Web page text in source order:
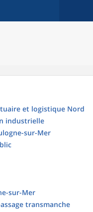
et logistique Nord
industrielle
sur-Mer
sur-Mer
transmanche